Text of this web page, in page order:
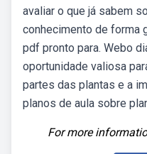
avaliar o que já sabem
conhecimento de forma
pdf pronto para. Webo
oportunidade valiosa
partes das plantas e a
planos de aula sobre
For more